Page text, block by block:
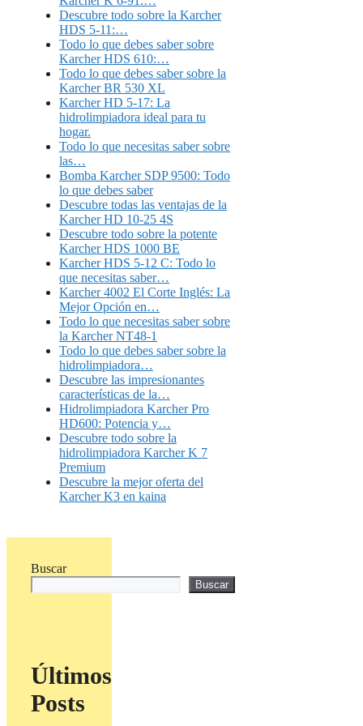
Descubre todo sobre la Karcher
HDS 5-11:…
Todo lo que debes saber sobre
Karcher HDS 610:…
Todo lo que debes saber sobre la
Karcher BR 530 XL
Karcher HD 5-17: La
hidrolimpiadora ideal para tu
hogar.
Todo lo que necesitas saber sobre
las…
Bomba Karcher SDP 9500: Todo
lo que debes saber
Descubre todas las ventajas de la
Karcher HD 10-25 4S
Descubre todo sobre la potente
Karcher HDS 1000 BE
Karcher HDS 5-12 C: Todo lo
que necesitas saber…
Karcher 4002 El Corte Inglés: La
Mejor Opción en…
Todo lo que necesitas saber sobre
la Karcher NT48-1
Todo lo que debes saber sobre la
hidrolimpiadora…
Descubre las impresionantes
características de la…
Hidrolimpiadora Karcher Pro
HD600: Potencia y…
Descubre todo sobre la
hidrolimpiadora Karcher K 7
Premium
Descubre la mejor oferta del
Karcher K3 en kaina
Buscar
Buscar
Últimos
Posts